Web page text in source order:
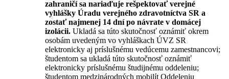
zahraničí sa nariaďuje rešpektovať verejné
vyhlášky Úradu verejného zdravotníctva SR a
zostať najmenej 14 dní po návrate v domácej
izolácii. Ukladá sa túto skutočnosť oznámiť okrem
osobám uvedeným vo vyhláškach ÚVZ SR
elektronicky aj príslušnému vedúcemu zamestnancovi;
študentom sa ukladá túto skutočnosť oznámiť
elektronicky príslušnému študijnému oddeleniu;
študentom medzinárodných mobilít Oddeleniu